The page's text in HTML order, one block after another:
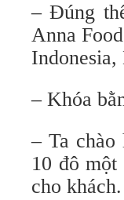
– Đúng
Anna
– Khóa
– Ta chào
10 đô một
cho khách.